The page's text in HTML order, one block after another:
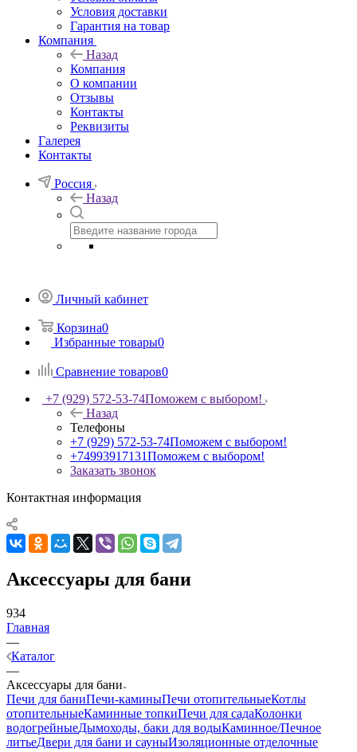
Условия доставки
Гарантия на товар
Компания
Назад
Компания
О компании
Отзывы
Контакты
Реквизиты
Галерея
Контакты
Россия
Назад
Личный кабинет
Корзина0
Избранные товары0
Сравнение товаров0
+7 (929) 572-53-74Поможем с выбором!
Назад
Телефоны
+7 (929) 572-53-74Поможем с выбором!
+74993917131Поможем с выбором!
Заказать звонок
Контактная информация
Аксессуары для бани
934
Главная
—
Каталог
—
Аксессуары для бани
Печи для баниПечи-каминыПечи отопительныеКотлы
отопительныеКаминные топкиПечи для садаКолонки
водогрейныеДымоходы, баки для водыКаминное/Печное
литьеДвери для бани и сауныИзоляционные отделочные